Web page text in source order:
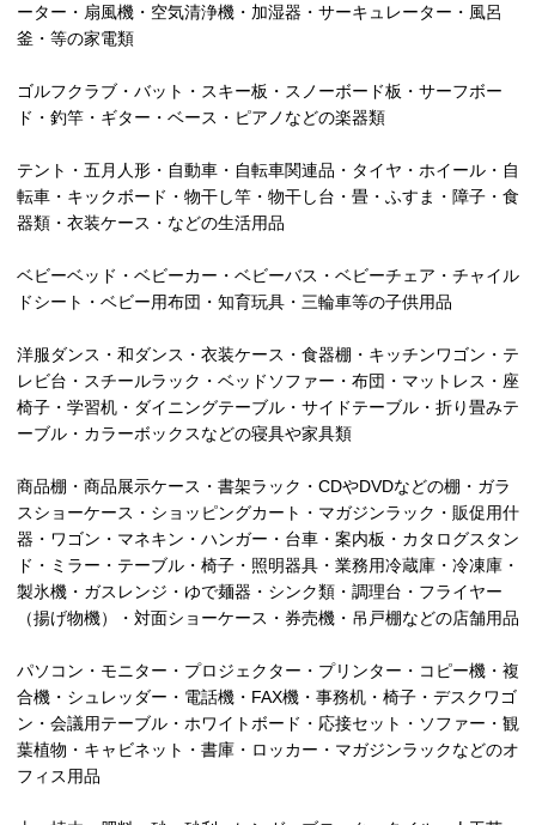
ーター・扇風機・空気清浄機・加湿器・サーキュレーター・風呂
釜・等の家電類
ゴルフクラブ・バット・スキー板・スノーボード板・サーフボー
ド・釣竿・ギター・ベース・ピアノなどの楽器類
テント・五月人形・自動車・自転車関連品・タイヤ・ホイール・自
転車・キックボード・物干し竿・物干し台・畳・ふすま・障子・食
器類・衣装ケース・などの生活用品
ベビーベッド・ベビーカー・ベビーバス・ベビーチェア・チャイル
ドシート・ベビー用布団・知育玩具・三輪車等の子供用品
洋服ダンス・和ダンス・衣装ケース・食器棚・キッチンワゴン・テ
レビ台・スチールラック・ベッドソファー・布団・マットレス・座
椅子・学習机・ダイニングテーブル・サイドテーブル・折り畳みテ
ーブル・カラーボックスなどの寝具や家具類
商品棚・商品展示ケース・書架ラック・CDやDVDなどの棚・ガラ
スショーケース・ショッピングカート・マガジンラック・販促用什
器・ワゴン・マネキン・ハンガー・台車・案内板・カタログスタン
ド・ミラー・テーブル・椅子・照明器具・業務用冷蔵庫・冷凍庫・
製氷機・ガスレンジ・ゆで麺器・シンク類・調理台・フライヤー
（揚げ物機）・対面ショーケース・券売機・吊戸棚などの店舗用品
パソコン・モニター・プロジェクター・プリンター・コピー機・複
合機・シュレッダー・電話機・FAX機・事務机・椅子・デスクワゴ
ン・会議用テーブル・ホワイトボード・応接セット・ソファー・観
葉植物・キャビネット・書庫・ロッカー・マガジンラックなどのオ
フィス用品